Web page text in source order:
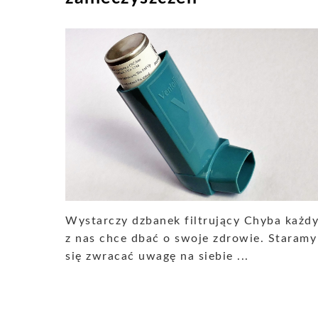
Wystarczy dzbanek filtrujący Chyba każdy
z nas chce dbać o swoje zdrowie. Staramy
się zwracać uwagę na siebie ...